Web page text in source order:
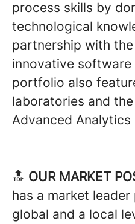
process skills by
technological
partnership with
innovative software
portfolio also
laboratories and
Advanced Analytics
🔝 OUR MARKET
has a market
global and a local